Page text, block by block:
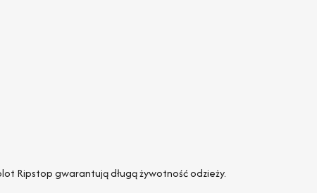
Ripstop gwarantują długą żywotność odzieży.